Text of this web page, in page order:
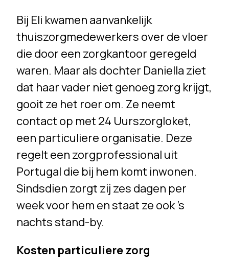
Bij Eli kwamen aanvankelijk
thuiszorgmedewerkers over de vloer
die door een zorgkantoor geregeld
waren. Maar als dochter Daniella ziet
dat haar vader niet genoeg zorg krijgt,
gooit ze het roer om. Ze neemt
contact op met 24 Uurszorgloket,
een particuliere organisatie. Deze
regelt een zorgprofessional uit
Portugal die bij hem komt inwonen.
Sindsdien zorgt zij zes dagen per
week voor hem en staat ze ook ’s
nachts stand-by.
Kosten particuliere zorg